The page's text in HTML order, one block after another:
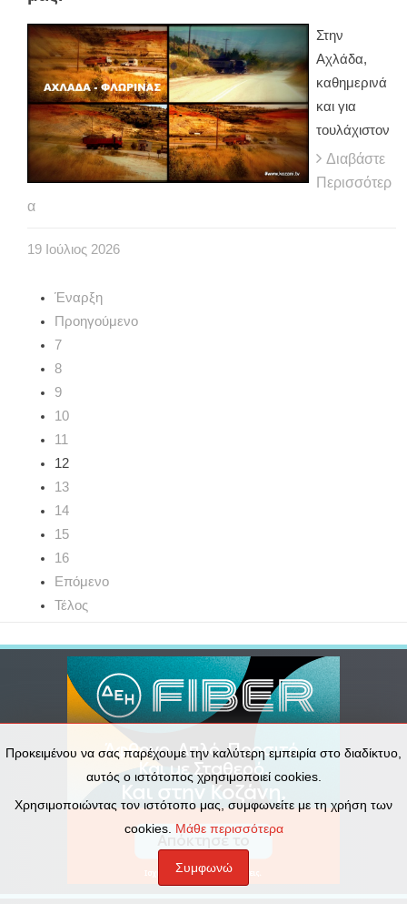
Στην
Αχλάδα,
καθημερινά
και για
τουλάχιστον
Διαβάστε
Περισσότερ
α
19 Ιούλιος 2026
Έναρξη
Προηγούμενο
7
8
9
10
11
12
13
14
15
16
Επόμενο
Τέλος
Προκειμένου να σας παρέχουμε την καλύτερη εμπειρία στο διαδίκτυο,
αυτός ο ιστότοπος χρησιμοποιεί cookies.
Χρησιμοποιώντας τον ιστότοπο μας, συμφωνείτε με τη χρήση των
cookies. Μάθε περισσότερα
Συμφωνώ